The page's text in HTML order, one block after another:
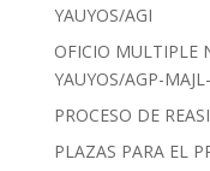
YAUYOS/AGI
OFICIO MULTIPLE
YAUYOS/AGP-
PROCESO DE
PLAZAS PARA EL